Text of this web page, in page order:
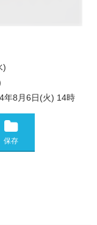
)
年8月6日(火) 14時